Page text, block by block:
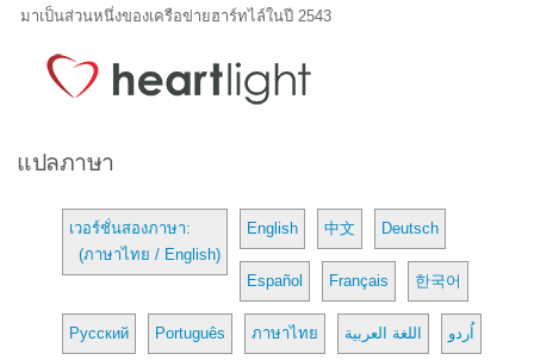
มาเป็นส่วนหนึ่งของเครือข่ายฮาร์ทไล์ในปี 2543
แปลภาษา
เวอร์ชั่นสองภาษา:
(ภาษาไทย / English)
English 中文 Deutsch
Español Français 한국어
Русский Português ภาษาไทย اللغة العربية اُردو